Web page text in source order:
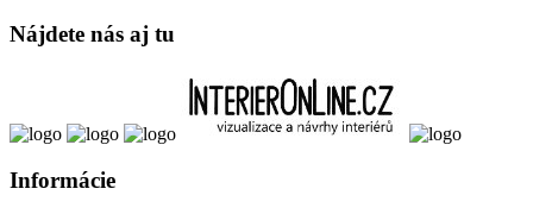
Nájdete nás aj tu
Informácie